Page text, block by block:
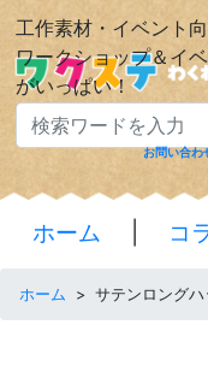
工作素材・イベント
ワークショップ＆イ
がいっぱい！
お問い合わ
ホーム コ
ホーム > サテンロング